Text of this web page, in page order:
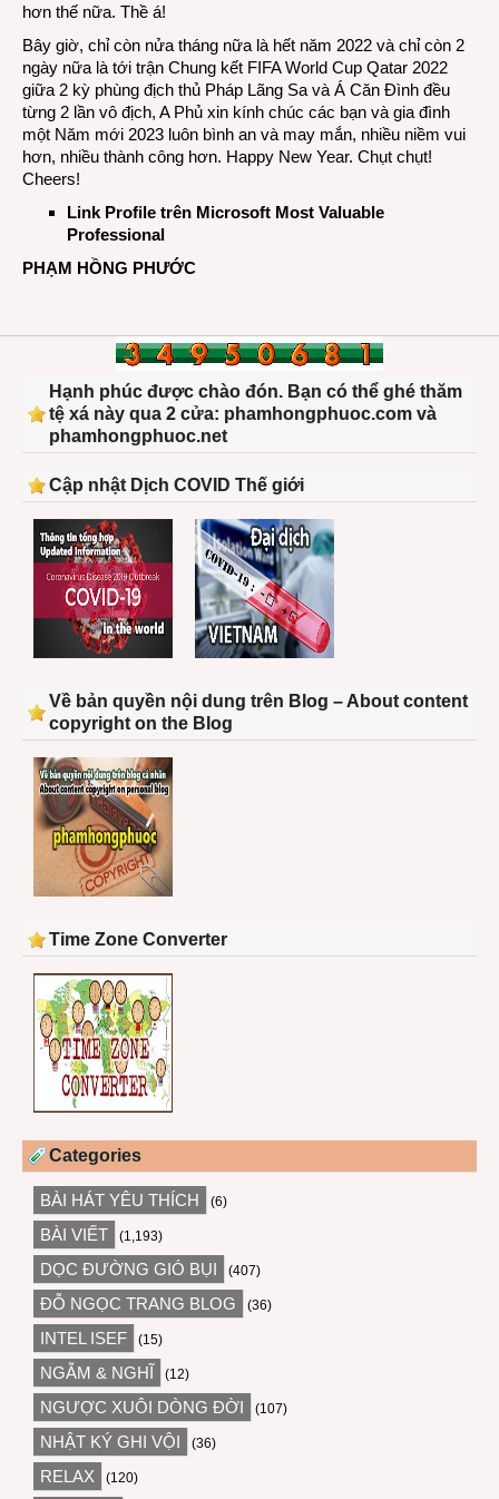
hơn thế nữa. Thề á!
Bây giờ, chỉ còn nửa tháng nữa là hết năm 2022 và chỉ còn 2
ngày nữa là tới trận Chung kết FIFA World Cup Qatar 2022
giữa 2 kỳ phùng địch thủ Pháp Lãng Sa và Á Căn Đình đều
từng 2 lần vô địch, A Phủ xin kính chúc các bạn và gia đình
một Năm mới 2023 luôn bình an và may mắn, nhiều niềm vui
hơn, nhiều thành công hơn. Happy New Year. Chụt chụt!
Cheers!
Link Profile trên Microsoft Most Valuable
Professional
PHẠM HỒNG PHƯỚC
Hạnh phúc được chào đón. Bạn có thể ghé thăm
tệ xá này qua 2 cửa: phamhongphuoc.com và
phamhongphuoc.net
Cập nhật Dịch COVID Thế giới
Về bản quyền nội dung trên Blog – About content
copyright on the Blog
Time Zone Converter
Categories
BÀI HÁT YÊU THÍCH (6)
BÀI VIẾT (1,193)
DỌC ĐƯỜNG GIÓ BỤI (407)
ĐỖ NGỌC TRANG BLOG (36)
INTEL ISEF (15)
NGẪM & NGHĨ (12)
NGƯỢC XUÔI DÒNG ĐỜI (107)
NHẬT KÝ GHI VỘI (36)
RELAX (120)